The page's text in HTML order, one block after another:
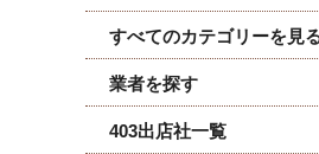
すべてのカテゴリーを見
業者を探す
403出店社一覧